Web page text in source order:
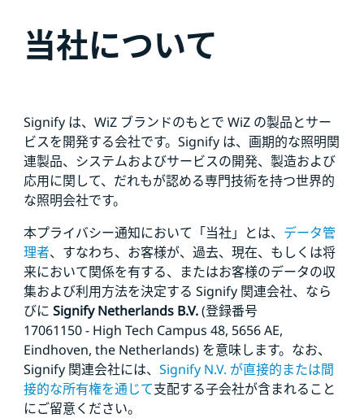
当社について
Signify は、WiZ ブランドのもとで WiZ の製品とサー
ビスを開発する会社です。Signify は、画期的な照明関
連製品、システムおよびサービスの開発、製造および
応用に関して、だれもが認める専門技術を持つ世界的
な照明会社です。
本プライバシー通知において「当社」とは、 データ管
理者、すなわち、お客様が、過去、現在、もしくは将
来において関係を有する、またはお客様のデータの収
集および利用方法を決定する Signify 関連会社、なら
びに Signify Netherlands B.V.(登録番号
17061150 - High Tech Campus 48, 5656AE,
Eindhoven, the Netherlands) を意味します。なお、
Signify 関連会社には、 Signify N.V. が直接的または間
接的な所有権を通じて支配する子会社が含まれること
にご留意ください。